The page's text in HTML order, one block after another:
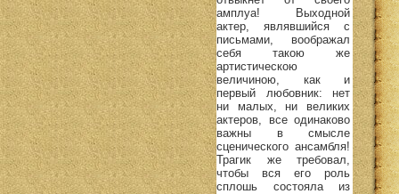
амплуа! Выходной
актер, являвшийся с
письмами, воображал
себя такою же
артистическою
величиною, как и
первый любовник: нет
ни малых, ни великих
актеров, все одинаково
важны в смысле
сценического ансамбля!
Трагик же требовал,
чтобы вся его роль
сплошь состояла из